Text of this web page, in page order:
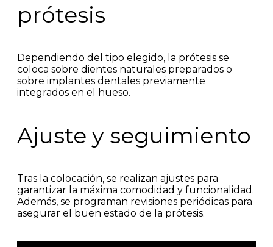
prótesis
Dependiendo del tipo elegido, la prótesis se
coloca sobre dientes naturales preparados o
sobre implantes dentales previamente
integrados en el hueso.
Ajuste y seguimiento
Tras la colocación, se realizan ajustes para
garantizar la máxima comodidad y funcionalidad.
Además, se programan revisiones periódicas para
asegurar el buen estado de la prótesis.